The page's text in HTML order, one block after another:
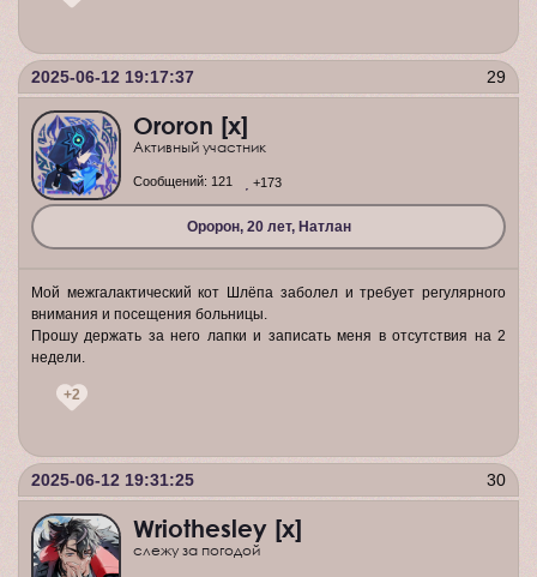
29
2025-06-12 19:17:37
Ororon [x]
Активный участник
Оророн, 20 лет, Натлан
Сообщений: 121 +173
Мой межгалактический кот Шлёпа заболел и требует регулярного
внимания и посещения больницы.
Прошу держать за него лапки и записать меня в отсутствия на 2
недели.
+2
30
2025-06-12 19:31:25
Wriothesley [x]
слежу за погодой